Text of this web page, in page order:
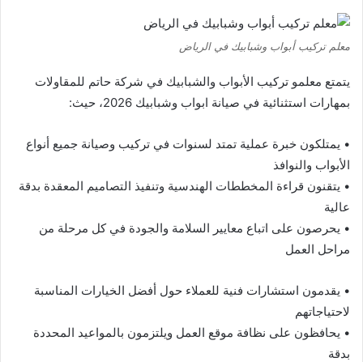
معلم تركيب أبواب وشبابيك في الرياض
يتمتع معلمو تركيب الأبواب والشبابيك في شركة حاتم للمقاولات
بمهارات استثنائية في صيانة ابواب وشبابيك 2026، حيث:
• يمتلكون خبرة عملية تمتد لسنوات في تركيب وصيانة جميع أنواع
الأبواب والنوافذ
• يتقنون قراءة المخططات الهندسية وتنفيذ التصاميم المعقدة بدقة
عالية
• يحرصون على اتباع معايير السلامة والجودة في كل مرحلة من
مراحل العمل
• يقدمون استشارات فنية للعملاء حول أفضل الخيارات المناسبة
لاحتياجاتهم
• يحافظون على نظافة موقع العمل ويلتزمون بالمواعيد المحددة
بدقة